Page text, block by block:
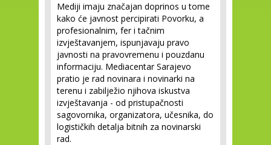
Mediji imaju značajan doprinos u tome
kako će javnost percipirati Povorku, a
profesionalnim, fer i tačnim
izvještavanjem, ispunjavaju pravo
javnosti na pravovremenu i pouzdanu
informaciju. Mediacentar Sarajevo
pratio je rad novinara i novinarki na
terenu i zabilježio njihova iskustva
izvještavanja - od pristupačnosti
sagovornika, organizatora, učesnika, do
logističkih detalja bitnih za novinarski
rad.